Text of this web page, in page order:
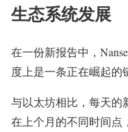
生态系统发展
在一份新报告中，
度上是一条正在崛起的
与以太坊相比，每天的
在上个月的不同时间点